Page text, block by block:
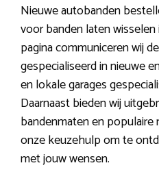
Nieuwe autobanden
voor banden laten
pagina communiceren wij
gespecialiseerd in nieuwe
en lokale garages
Daarnaast bieden wij
bandenmaten en
onze keuzehulp om te
met jouw wensen.